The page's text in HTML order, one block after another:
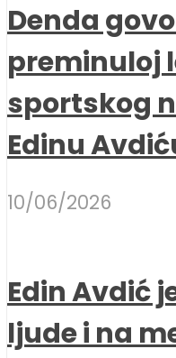
Denda
preminuloj
sportskog
Edinu
10/06/2026
Edin Avdić
ljude i na